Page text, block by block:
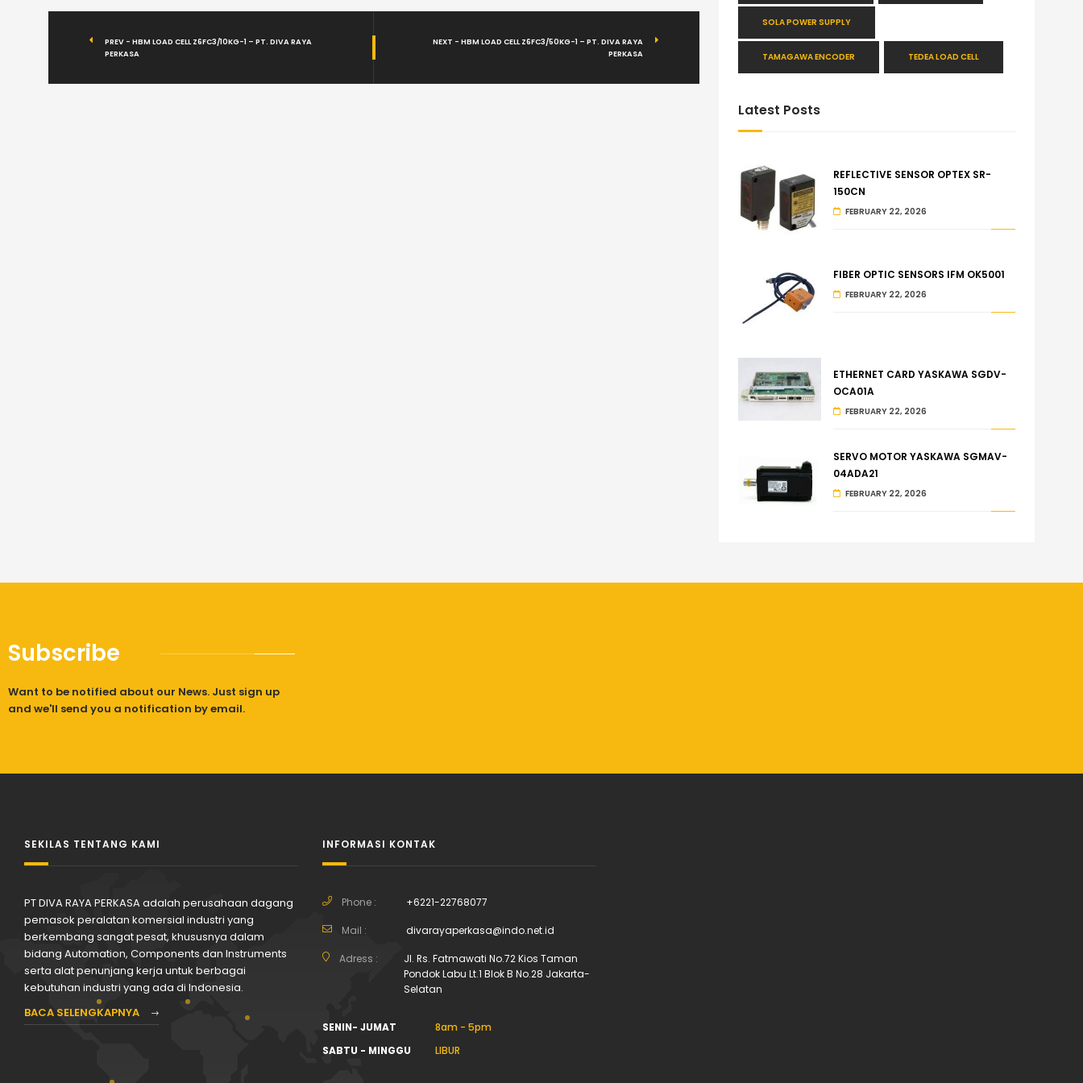
PREV - HBM LOAD CELL Z6FC3/10KG-1 – PT. DIVA RAYA
PERKASA
NEXT - HBM LOAD CELL Z6FC3/50KG-1 – PT. DIVA RAYA
PERKASA
SOLA POWER SUPPLY
TAMAGAWA ENCODER TEDEA LOAD CELL
Latest Posts
REFLECTIVE SENSOR OPTEX SR-
150CN
FEBRUARY 22, 2026
FIBER OPTIC SENSORS IFM OK5001
FEBRUARY 22, 2026
ETHERNET CARD YASKAWA SGDV-
OCA01A
FEBRUARY 22, 2026
SERVO MOTOR YASKAWA SGMAV-
04ADA21
FEBRUARY 22, 2026
Subscribe
Want to be notified about our News. Just sign up
and we'll send you a notification by email.
SEKILAS TENTANG KAMI
PT DIVA RAYA PERKASA adalah perusahaan dagang
pemasok peralatan komersial industri yang
berkembang sangat pesat, khususnya dalam
bidang Automation, Components dan Instruments
serta alat penunjang kerja untuk berbagai
kebutuhan industri yang ada di Indonesia.
BACA SELENGKAPNYA
INFORMASI KONTAK
Phone : +6221-22768077
Mail : divarayaperkasa@indo.net.id
Adress :
Jl. Rs. Fatmawati No.72 Kios Taman
Pondok Labu Lt.1 Blok B No.28 Jakarta-
Selatan
SENIN- JUMAT
8am - 5pm
SABTU - MINGGU
LIBUR